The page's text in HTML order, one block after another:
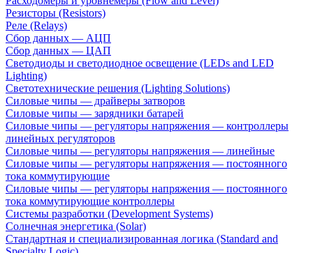
Резисторы (Resistors)
Реле (Relays)
Сбор данных — АЦП
Сбор данных — ЦАП
Светодиоды и светодиодное освещение (LEDs and LED
Lighting)
Светотехнические решения (Lighting Solutions)
Силовые чипы — драйверы затворов
Силовые чипы — зарядники батарей
Силовые чипы — регуляторы напряжения — контроллеры
линейных регуляторов
Силовые чипы — регуляторы напряжения — линейные
Силовые чипы — регуляторы напряжения — постоянного
тока коммутирующие
Силовые чипы — регуляторы напряжения — постоянного
тока коммутирующие контроллеры
Системы разработки (Development Systems)
Солнечная энергетика (Solar)
Стандартная и специализированная логика (Standard and